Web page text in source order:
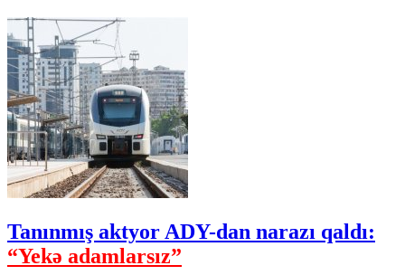
Tanınmış aktyor ADY-dan narazı qaldı:
“Yekə adamlarsız”